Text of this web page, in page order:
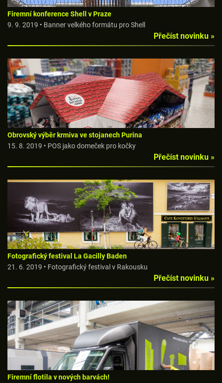
Firemní konference Shell v Praze
9. 9. 2019 • Banner velkého formátu pro Shell
Přečíst novinku »
Obrovský výběr krmiva ve stojanech Purina
15. 8. 2019 • POS jako domeček pro kočky
Přečíst novinku »
Fotografický festival La Gacilly Baden
21. 6. 2019 • Fotografický festival v Rakousku
Přečíst novinku »
Firemní flotila v nových barvách!